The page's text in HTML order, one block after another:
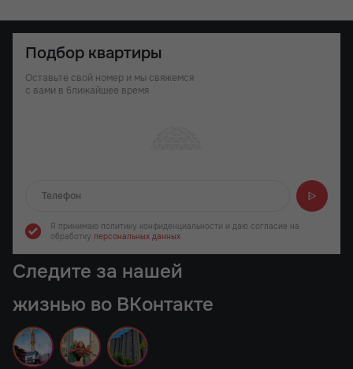
Подбор квартиры
Оставьте свой номер и мы свяжемся
с вами в ближайшее время
Я принимаю политику конфиденциальности и даю согласие на
обработку персональных данных
Следите за нашей
жизнью во ВКонтакте